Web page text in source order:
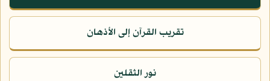
تقريب القرآن إلى الأذهان
نور الثقلين